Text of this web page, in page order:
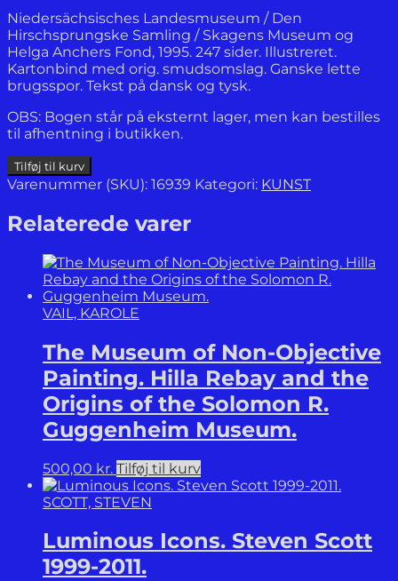
Niedersächsisches Landesmuseum / Den
Hirschsprungske Samling / Skagens Museum og
Helga Anchers Fond, 1995. 247 sider. Illustreret.
Kartonbind med orig. smudsomslag. Ganske lette
brugsspor. Tekst på dansk og tysk.
OBS: Bogen står på eksternt lager, men kan bestilles
til afhentning i butikken.
Anna
Ancher
1935
-
maler
Skagen
Skagen.
Tilføj til kurv
Varenummer (SKU): 16939 Kategori: KUNST
Relaterede varer
VAIL, KAROLE
The Museum of Non-Objective
Painting. Hilla Rebay and the
Origins of the Solomon R.
Guggenheim Museum.
500,00 kr. Tilføj til kurv
SCOTT, STEVEN
Luminous Icons. Steven Scott
1999-2011.